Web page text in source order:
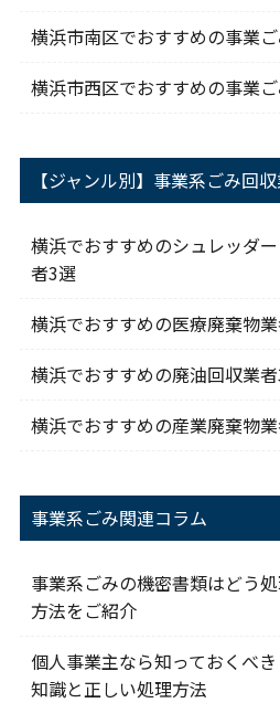
横浜市南区でおすすめの事業
横浜市西区でおすすめの事業
【ジャンル別】事業系ごみ回
横浜でおすすめのシュレッダ
者3選
横浜でおすすめの医療廃棄物
横浜でおすすめの廃油回収業
横浜でおすすめの産業廃棄物
事業系ごみ関連コラム
事業系ごみの機密書類はどう
方法をご紹介
個人事業主なら知っておくべ
知識と正しい処理方法